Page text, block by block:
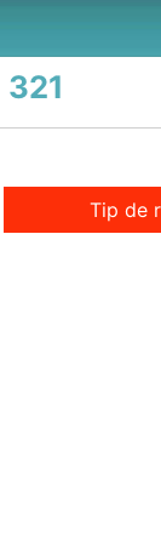
Tip de